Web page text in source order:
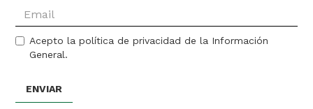
Acepto la política de privacidad de la Información
General.